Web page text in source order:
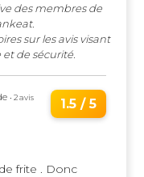
des membres de
sur les avis visant
de sécurité.
• 2 avis 1.5 / 5
frite . Donc